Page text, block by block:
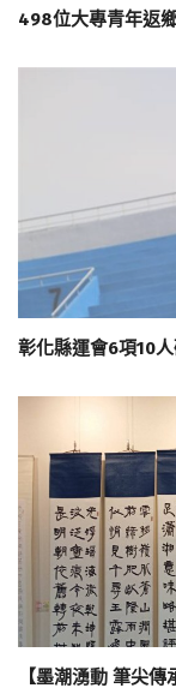
498位大專青年返
彰化縣運會6項10
【墨潮湧動 筆尖